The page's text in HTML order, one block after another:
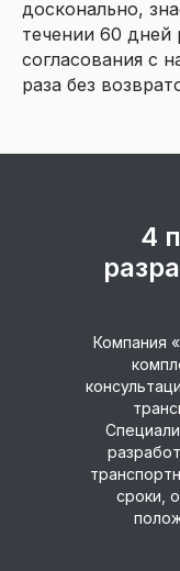
досконально,
течении 60 дней
согласования с
раза без
4
Компания
сроки,